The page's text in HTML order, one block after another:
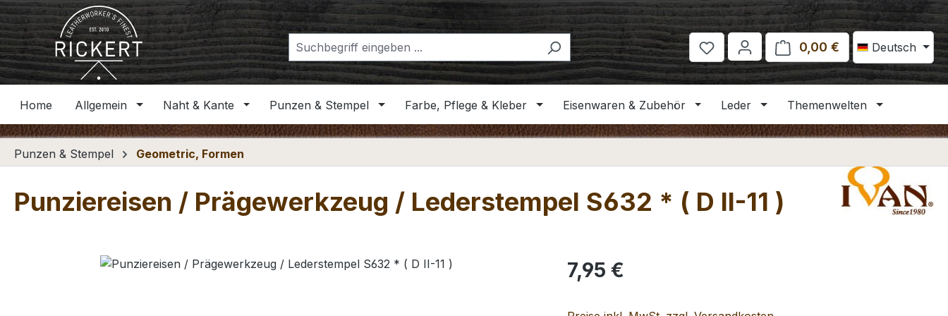
Hauptinhalt springen
Zur Suche springen
Zur Hauptnavigation springen
Deutsch
0,00 € Warenkorb
Home Allgemein Naht & Kante Punzen & Stempel Farbe, Pflege & Kleber Eisenwaren & Zubehör Leder Themenwelten
Punzen & Stempel Geometric, Formen
Punziereisen / Prägewerkzeug / Lederstempel S632 * ( D II-11 )
Bildergalerie überspringen Regulärer Preis:
7,95 €